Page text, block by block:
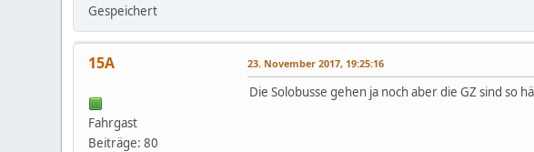
Gespeichert
15A
Fahrgast
Beiträge: 80
23. November 2017, 19:25:16
Die Solobusse gehen ja noch aber die GZ sind so